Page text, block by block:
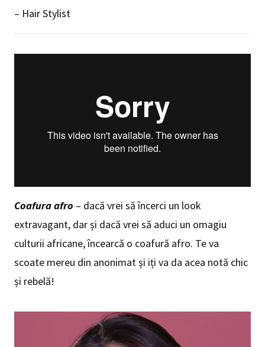
– Hair Stylist
Coafura afro – dacă vrei să încerci un look
extravagant, dar și dacă vrei să aduci un omagiu
culturii africane, încearcă o coafură afro. Te va
scoate mereu din anonimat și iți va da acea notă chic
și rebelă!